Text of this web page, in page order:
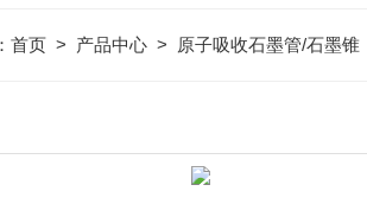
首页 > 产品中心 > 原子吸收石墨管/石墨锥